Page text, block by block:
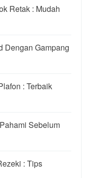
Retak : Mudah
Dengan Gampang
: Terbaik
Sebelum
: Tips